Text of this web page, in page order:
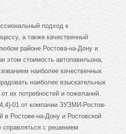
подход к
а также качественный
районе Ростова-на-Дону и
этом стоимость автопавильона,
наиболее качественных
наиболее взыскательных
их потребностей и пожеланий.
01 от компании ЗУЗМИ-Ростов-
в Ростове-на-Дону и Ростовской
справляться с решением